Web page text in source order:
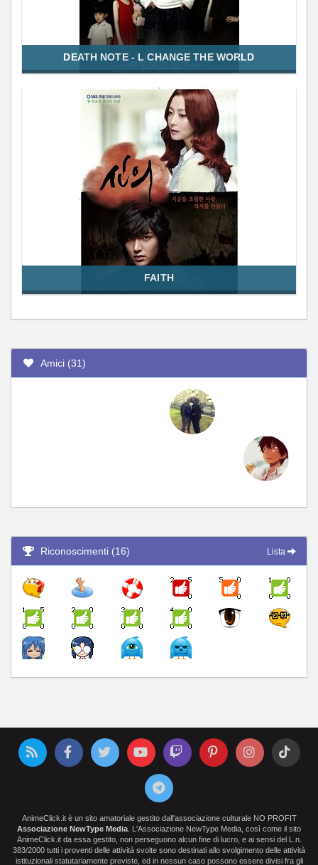
DEATH NOTE - L CHANGE THE WORLD
FAITH
Amici (31)
Riconoscimenti (16) Lista
AnimeClick.it è un sito amatoriale gestito dall'associazione culturale NO PROFIT
Associazione NewType Media . L'Associazione NewType Media, così come il sito
AnimeClick.it da essa gestito, non perseguono alcun fine di lucro, e ai sensi del L.n.
383/2000 tutti i proventi delle attività svolte sono destinati allo svolgimento delle attività
istituzionali statutariamente previste, ed in nessun caso possono essere divisi fra gli